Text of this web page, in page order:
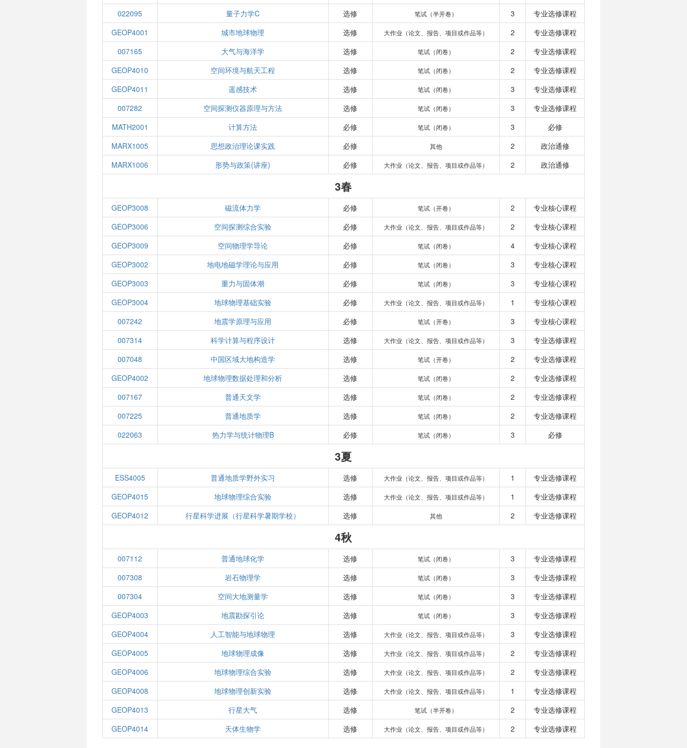
022095
量子力学C 选修 笔试（半开卷） 3
专业选修课程
GEOP4001
城市地球物理 选修 大作业（论文、报告、项目或作品等） 2
专业选修课程
007165
大气与海洋学 选修 笔试（闭卷） 2
专业选修课程
GEOP4010
空间环境与航天工程 选修 笔试（闭卷） 2
专业选修课程
GEOP4011
遥感技术 选修 笔试（闭卷） 3
专业选修课程
007282
空间探测仪器原理与方法 选修 笔试（闭卷） 3
专业选修课程
MATH2001
计算方法 必修 笔试（闭卷） 3
必修
MARX1005
思想政治理论课实践 必修 其他 2
政治通修
MARX1006
形势与政策(讲座) 必修 大作业（论文、报告、项目或作品等） 2 政治通修
3春
GEOP3008 磁流体力学 必修 笔试（开卷） 2
专业核心课程
GEOP3006
空间探测综合实验 必修 大作业（论文、报告、项目或作品等） 2
专业核心课程
GEOP3009
空间物理学导论 必修 笔试（闭卷） 4
专业核心课程
GEOP3002
地电地磁学理论与应用 必修 笔试（闭卷） 3
专业核心课程
GEOP3003
重力与固体潮 必修 笔试（闭卷） 3
专业核心课程
GEOP3004
地球物理基础实验 必修 大作业（论文、报告、项目或作品等） 1
专业核心课程
007242
地震学原理与应用 必修 笔试（开卷） 3
专业核心课程
007314
科学计算与程序设计 选修 大作业（论文、报告、项目或作品等） 3
专业选修课程
007048
中国区域大地构造学 选修 笔试（开卷） 2
专业选修课程
GEOP4002
地球物理数据处理和分析 选修 笔试（闭卷） 2
专业选修课程
007167
普通天文学 选修 笔试（闭卷） 2
专业选修课程
007225
普通地质学 选修 笔试（闭卷） 2
专业选修课程
022063
热力学与统计物理B 必修 笔试（闭卷） 3 必修
3夏
ESS4005 普通地质学野外实习 选修 大作业（论文、报告、项目或作品等） 1
专业选修课程
GEOP4015
地球物理综合实验 选修 大作业（论文、报告、项目或作品等） 1
专业选修课程
GEOP4012
行星科学进展（行星科学暑期学校） 选修 其他 2 专业选修课程
4秋
007112 普通地球化学 选修 笔试（闭卷） 3
专业选修课程
007308
岩石物理学 选修 笔试（闭卷） 3
专业选修课程
007304
空间大地测量学 选修 笔试（闭卷） 3
专业选修课程
GEOP4003
地震勘探引论 选修 笔试（闭卷） 3
专业选修课程
GEOP4004
人工智能与地球物理 选修 大作业（论文、报告、项目或作品等） 3
专业选修课程
GEOP4005
地球物理成像 选修 大作业（论文、报告、项目或作品等） 2
专业选修课程
GEOP4006
地球物理综合实验 选修 大作业（论文、报告、项目或作品等） 2
专业选修课程
GEOP4008
地球物理创新实验 选修 大作业（论文、报告、项目或作品等） 1
专业选修课程
GEOP4013
行星大气 选修 笔试（半开卷） 2
专业选修课程
GEOP4014
天体生物学 选修 大作业（论文、报告、项目或作品等） 2 专业选修课程